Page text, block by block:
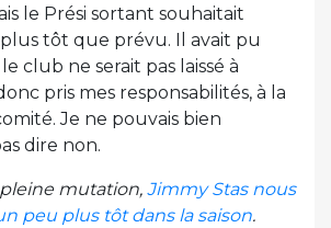
le Prési sortant souhaitait
plus tôt que prévu. Il avait pu
club ne serait pas laissé à
donc pris mes responsabilités, à la
Je ne pouvais bien
dire non.
mutation, Jimmy Stas nous
peu plus tôt dans la saison.